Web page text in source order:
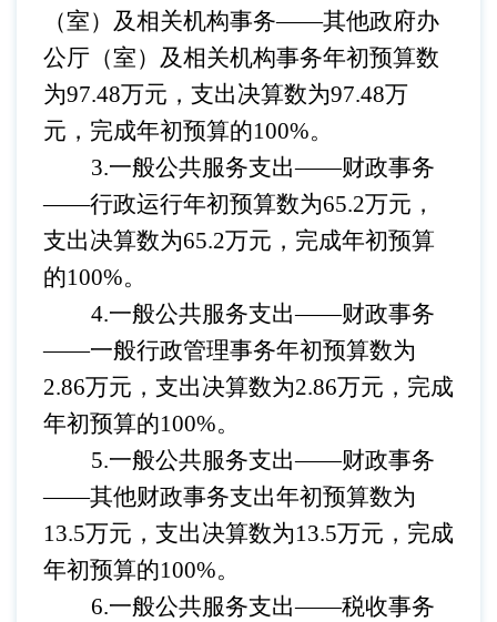
（室）及相关机构事务——其他政府办
公厅（室）及相关机构事务年初预算数
为97.48万元，支出决算数为97.48万
元，完成年初预算的100%。
3.一般公共服务支出——财政事务
——行政运行年初预算数为65.2万元，
支出决算数为65.2万元，完成年初预算
的100%。
4.一般公共服务支出——财政事务
——一般行政管理事务年初预算数为
2.86万元，支出决算数为2.86万元，完成
年初预算的100%。
5.一般公共服务支出——财政事务
——其他财政事务支出年初预算数为
13.5万元，支出决算数为13.5万元，完成
年初预算的100%。
6.一般公共服务支出——税收事务